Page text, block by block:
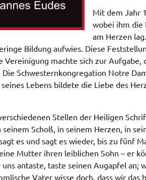
Mit dem Jahr
wobei ihm die
am Herzen
Bildung aufwies. Diese
Vereinigung machte sich zur
Schwesternkongregation Notre
Lebens bildete die Liebe des
Stellen der Heiligen
Schoß, in seinem Herzen, in
es und sagt es wieder, bis zu fünf
Mutter ihren leiblichen Sohn – er
antaste, taste seinen Augapfel an;
Vater wisse doch, dass wir das